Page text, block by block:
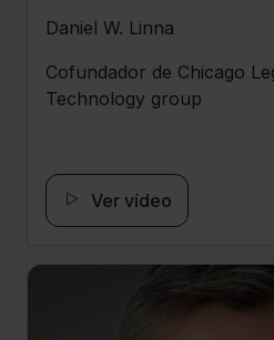
Daniel W. Linna
Cofundador de Chicago
Technology group
Ver vídeo